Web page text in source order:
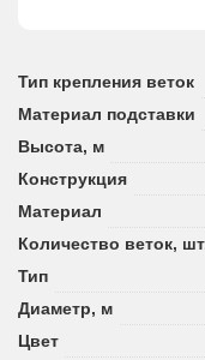
Тип крепления веток
Материал подставки
Высота, м
Конструкция
Материал
Количество веток,
Тип
Диаметр, м
Цвет